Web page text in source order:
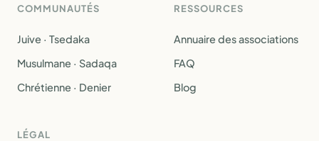
COMMUNAUTÉS
Juive · Tsedaka
Musulmane · Sadaqa
Chrétienne · Denier
RESSOURCES
Annuaire des associations
FAQ
Blog
LÉGAL